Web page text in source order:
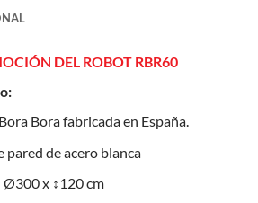
DEL ROBOT RBR60
Bora fabricada en España.
pared de acero blanca
Ø300 x ↕120 cm